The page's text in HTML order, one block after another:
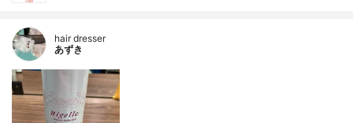
hair dresser
あずき